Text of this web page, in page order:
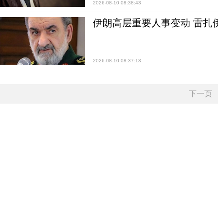
2026-08-10 08:38:43
伊朗高层重要人事变动 雷扎
2026-08-10 08:37:13
下一页